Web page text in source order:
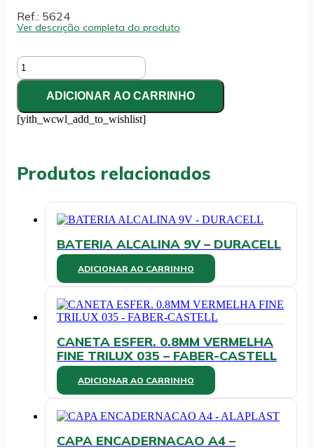
Ref.: 5624
Ver descrição completa do produto
CLAVICULARIO
PORTA
CHAVES
PAREDE
P/
MS
ADICIONAR AO CARRINHO
[yith_wcwl_add_to_wishlist]
Produtos relacionados
BATERIA ALCALINA 9V – DURACELL
ADICIONAR AO CARRINHO
CANETA ESFER. 0.8MM VERMELHA
FINE TRILUX 035 – FABER-CASTELL
ADICIONAR AO CARRINHO
CAPA ENCADERNACAO A4 –